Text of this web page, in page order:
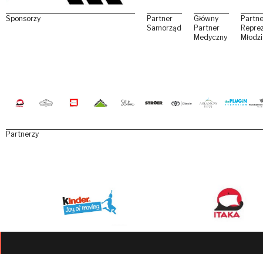
Sponsorzy
Partner
Samorządowy
Główny
Partner
Medyczny
Partnerzy